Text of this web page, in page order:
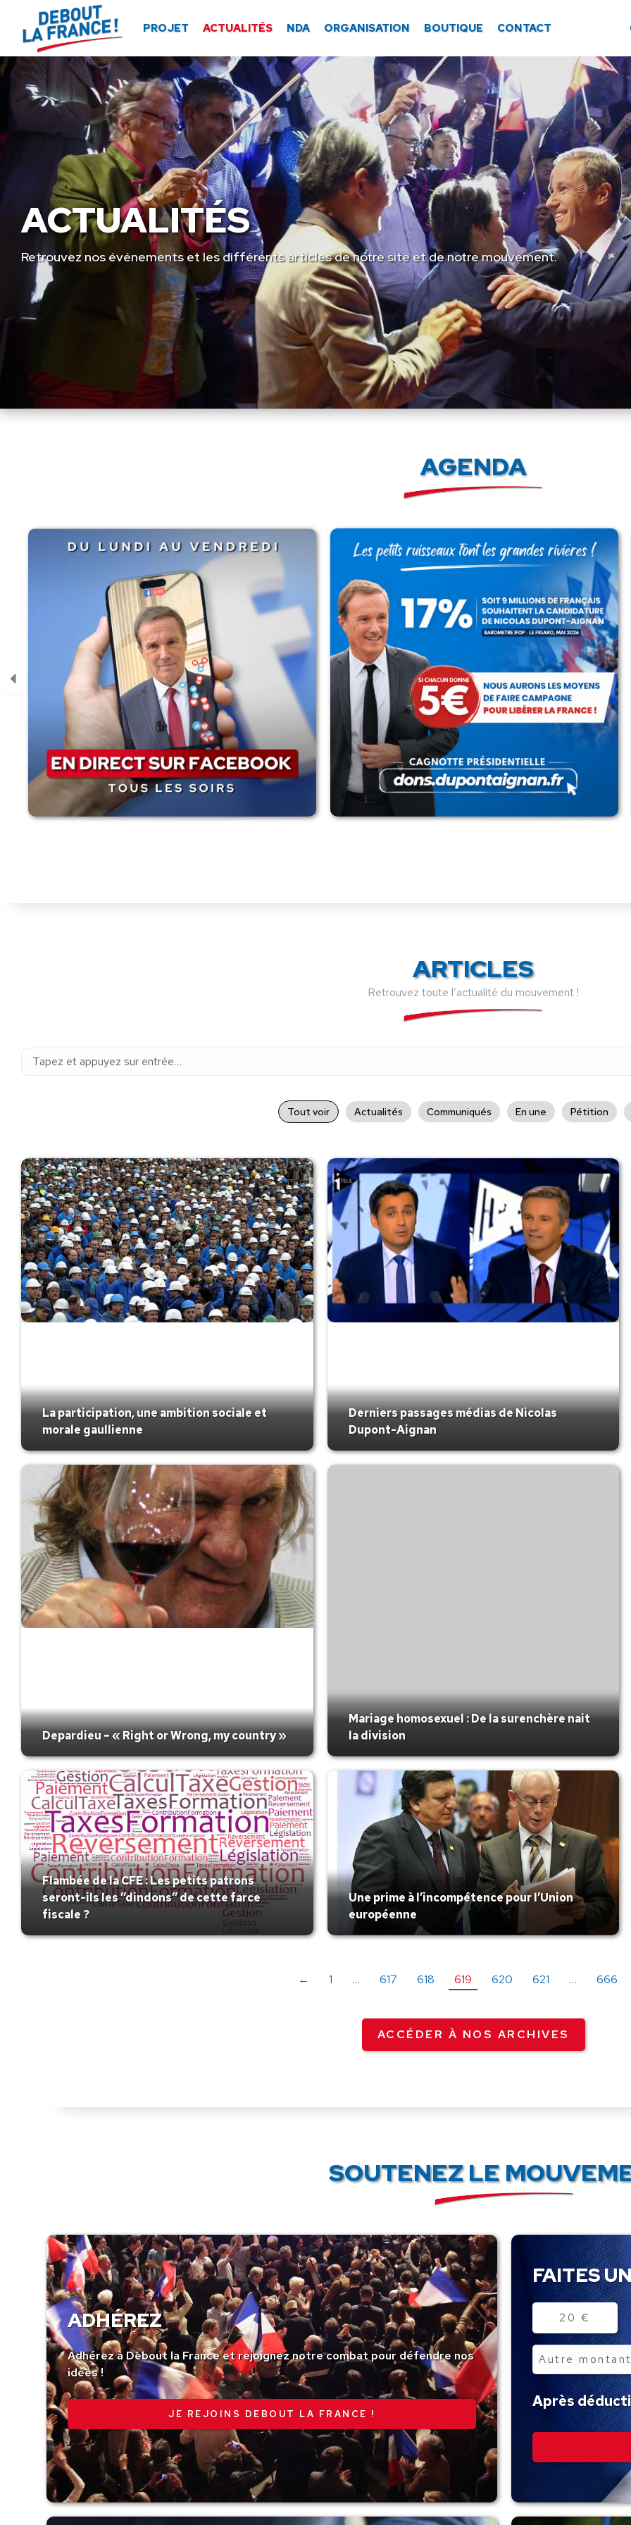
PROJET ACTUALITÉS NDA ORGANISATION BOUTIQUE CONTACT
ACTUALITÉS
Retrouvez nos événements et les différents articles de notre site et de notre mouvement.
AGENDA
ARTICLES
Retrouvez toute l’actualité du mouvement !
Recherche
Tout voir Actualités Communiqués En une Pétition
La participation, une ambition sociale et
morale gaullienne
Derniers passages médias de Nicolas
Dupont-Aignan
Depardieu – « Right or Wrong, my country »
Mariage homosexuel : De la surenchère nait
la division
Flambée de la CFE : Les petits patrons
seront-ils les ’’dindons’’ de cette farce
fiscale ?
Une prime à l’incompétence pour l’Union
européenne
← 1 … 617 618 619 620 621 … 666
ACCÉDER À NOS ARCHIVES
SOUTENEZ LE
ADHÉREZ
Adhérez à Debout la France et rejoignez notre combat pour défendre nos
idées !
JE REJOINS DEBOUT LA FRANCE !
FAITES
Montant
20 €
Autre
montant
Après
Panneau de gestion des cookies